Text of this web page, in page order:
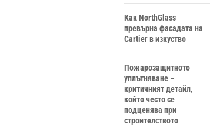
Как NorthGlass
превърна фасадата на
Cartier в изкуство
Пожарозащитното
уплътняване –
критичният детайл,
който често се
подценява при
строителството